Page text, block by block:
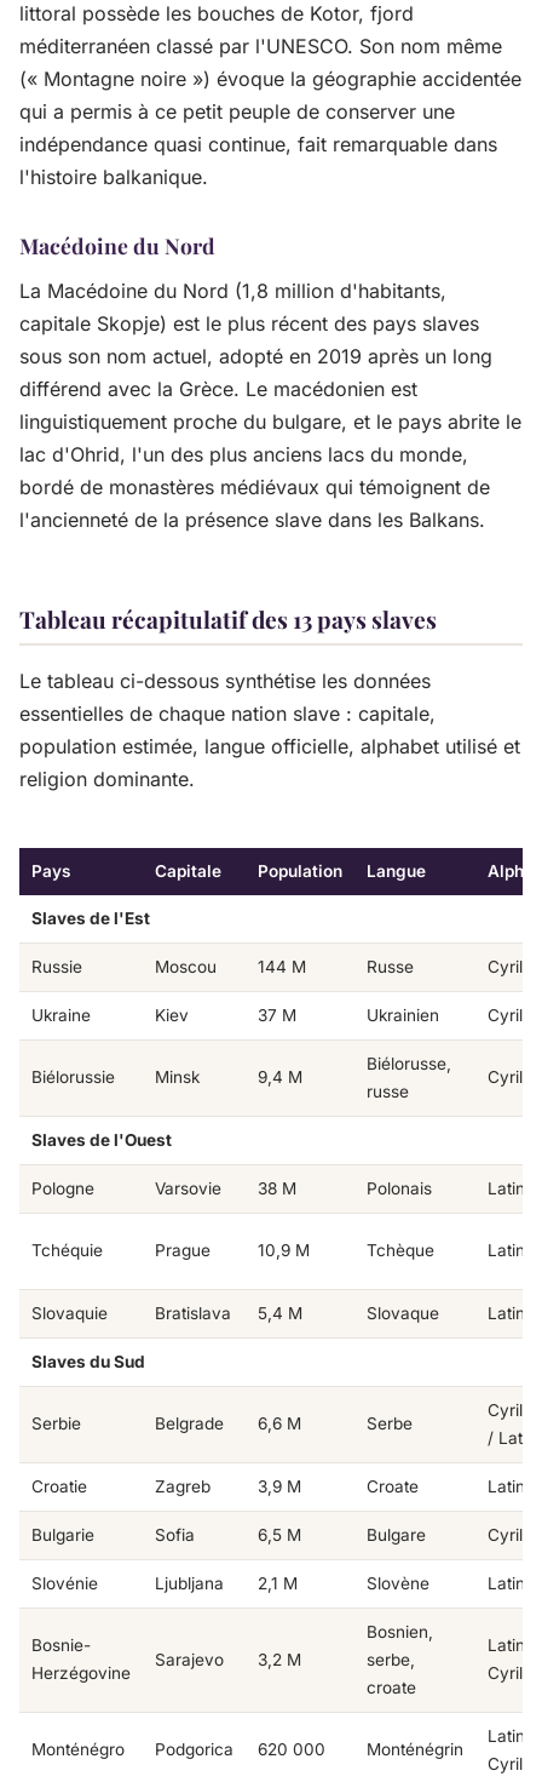
littoral possède les bouches de Kotor, fjord
méditerranéen classé par l'UNESCO. Son nom même
(« Montagne noire ») évoque la géographie accidentée
qui a permis à ce petit peuple de conserver une
indépendance quasi continue, fait remarquable dans
l'histoire balkanique.
Macédoine du Nord
La Macédoine du Nord (1,8 million d'habitants,
capitale Skopje) est le plus récent des pays slaves
sous son nom actuel, adopté en 2019 après un long
différend avec la Grèce. Le macédonien est
linguistiquement proche du bulgare, et le pays abrite le
lac d'Ohrid, l'un des plus anciens lacs du monde,
bordé de monastères médiévaux qui témoignent de
l'ancienneté de la présence slave dans les Balkans.
Tableau récapitulatif des 13 pays slaves
Le tableau ci-dessous synthétise les données
essentielles de chaque nation slave : capitale,
population estimée, langue officielle, alphabet utilisé et
religion dominante.
Pays Capitale Population Langue
Slaves de l'Est
Russie Moscou 144 M Russe
Ukraine Kiev 37 M Ukrainien
Biélorussie Minsk 9,4 M
Biélorusse,
russe
Slaves de l'Ouest
Pologne Varsovie 38 M Polonais Latin
Tchéquie Prague 10,9 M Tchèque Latin
Slovaquie Bratislava 5,4 M Slovaque Latin
Slaves du Sud
Serbie Belgrade 6,6 M Serbe
/ Latin
Croatie Zagreb 3,9 M Croate Latin
Bulgarie Sofia 6,5 M Bulgare
Slovénie Ljubljana 2,1 M Slovène Latin
Bosnie-
Herzégovine
Sarajevo 3,2 M
Bosnien,
serbe,
croate
Latin /
Monténégro Podgorica 620 000 Monténégrin
Latin /